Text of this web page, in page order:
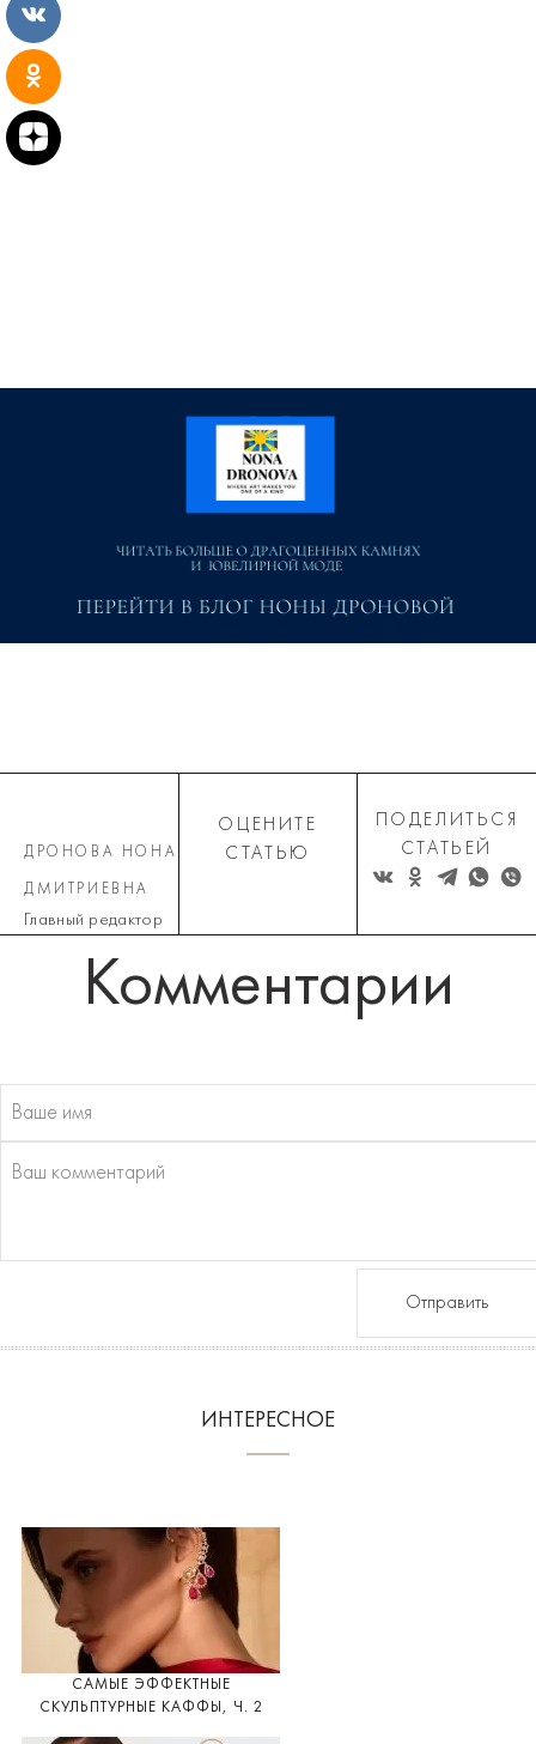
ДРОНОВА НОНА
ДМИТРИЕВНА
Главный редактор
ОЦЕНИТЕ
СТАТЬЮ
ПОДЕЛИТЬСЯ
СТАТЬЕЙ
Комментарии
Отправить
ИНТЕРЕСНОЕ
САМЫЕ ЭФФЕКТНЫЕ
СКУЛЬПТУРНЫЕ КАФФЫ, Ч. 2